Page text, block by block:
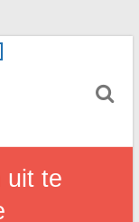
uit te